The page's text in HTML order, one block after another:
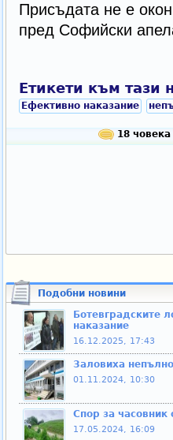
Присъдата не е
пред Софийски
Етикети към тази
Ефективно наказание
18
Подобни новини
Ботевградските
наказание
16.12.2025, 17:43
Заловиха
01.11.2024, 10:30
Спор за часовник
17.05.2024, 16:09